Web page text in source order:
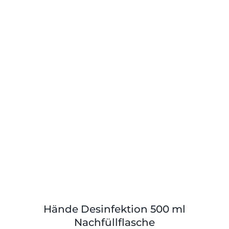
Hände Desinfektion 500 ml
Nachfüllflasche